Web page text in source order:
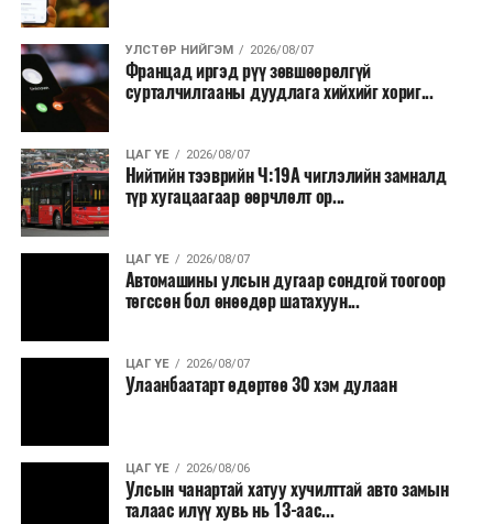
УЛСТӨР НИЙГЭМ 2026/08/07
Францад иргэд рүү зөвшөөрөлгүй
сурталчилгааны дуудлага хийхийг хориг...
ЦАГ ҮЕ 2026/08/07
Нийтийн тээврийн Ч:19А чиглэлийн замналд
түр хугацаагаар өөрчлөлт ор...
ЦАГ ҮЕ 2026/08/07
Автомашины улсын дугаар сондгой тоогоор
төгссөн бол өнөөдөр шатахуун...
ЦАГ ҮЕ 2026/08/07
Улаанбаатарт өдөртөө 30 хэм дулаан
ЦАГ ҮЕ 2026/08/06
Улсын чанартай хатуу хучилттай авто замын
талаас илүү хувь нь 13-аас...